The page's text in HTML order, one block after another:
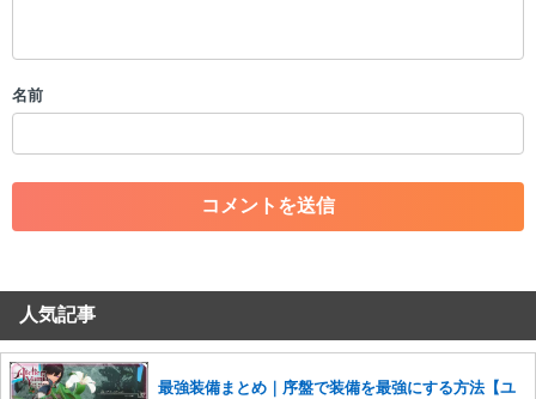
・一度削除された投稿を再び投稿すること
・アカウントの売買など金銭が絡む内容の投稿
・各ゲームのネタバレを含む内容の投稿
・その他、管理者が不適切と判断した投稿
コメントの削除を申請する
せていただきます。ご了承ください。
※一度削除したコメントは復元ができませんのでご注意くだ
名前
人気記事
最強装備まとめ｜序盤で装備を最強にする方法【ユ